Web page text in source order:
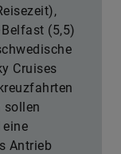
(5,5)
Cruises
sollen
Antrieb